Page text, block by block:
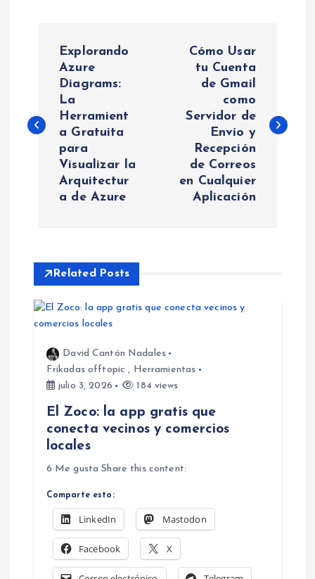
v
e
ó
Explorando
Azure
Diagrams:
La
Herramient
a Gratuita
para
Visualizar la
Arquitectur
a de Azure
Cómo Usar
tu Cuenta
de Gmail
como
Servidor de
Envío y
Recepción
de Correos
en Cualquier
Aplicación
Related Posts
David Cantón Nadales
Frikadas offtopic , Herramientas
julio 3, 2026
184 views
El Zoco: la app gratis que
conecta vecinos y comercios
locales
6 Me gusta Share this content:
Comparte esto:
LinkedIn Mastodon
Facebook X